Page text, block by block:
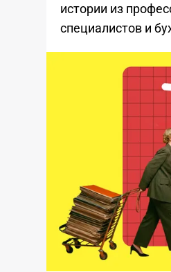
истории из
специалистов и